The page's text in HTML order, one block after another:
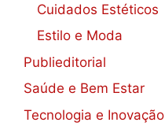
Cuidados Estéticos
Estilo e Moda
Publieditorial
Saúde e Bem Estar
Tecnologia e Inovação